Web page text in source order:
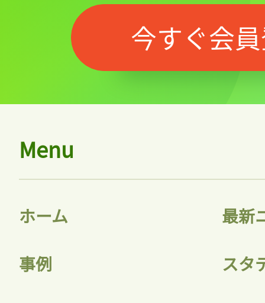
今すぐ会
Menu
ホーム 最新
事例 スタ